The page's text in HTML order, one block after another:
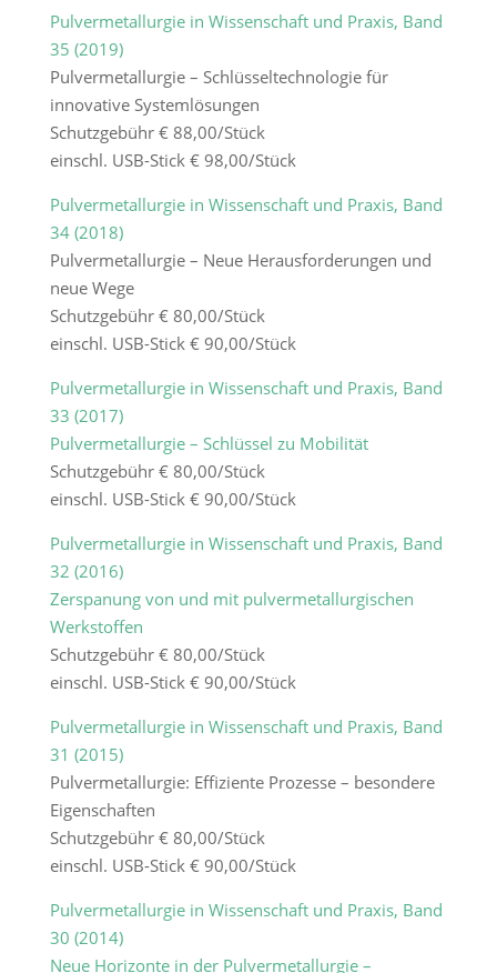
Pulvermetallurgie in Wissenschaft und Praxis, Band
35 (2019)
Pulvermetallurgie – Schlüsseltechnologie für
innovative Systemlösungen
Schutzgebühr € 88,00/Stück
einschl. USB-Stick € 98,00/Stück
Pulvermetallurgie in Wissenschaft und Praxis, Band
34 (2018)
Pulvermetallurgie – Neue Herausforderungen und
neue Wege
Schutzgebühr € 80,00/Stück
einschl. USB-Stick € 90,00/Stück
Pulvermetallurgie in Wissenschaft und Praxis, Band
33 (2017)
Pulvermetallurgie – Schlüssel zu Mobilität
Schutzgebühr € 80,00/Stück
einschl. USB-Stick € 90,00/Stück
Pulvermetallurgie in Wissenschaft und Praxis, Band
32 (2016)
Zerspanung von und mit pulvermetallurgischen
Werkstoffen
Schutzgebühr € 80,00/Stück
einschl. USB-Stick € 90,00/Stück
Pulvermetallurgie in Wissenschaft und Praxis, Band
31 (2015)
Pulvermetallurgie: Effiziente Prozesse – besondere
Eigenschaften
Schutzgebühr € 80,00/Stück
einschl. USB-Stick € 90,00/Stück
Pulvermetallurgie in Wissenschaft und Praxis, Band
30 (2014)
Neue Horizonte in der Pulvermetallurgie –